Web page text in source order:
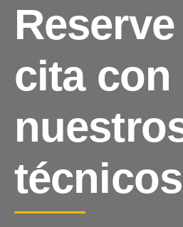
cita con
técnicos